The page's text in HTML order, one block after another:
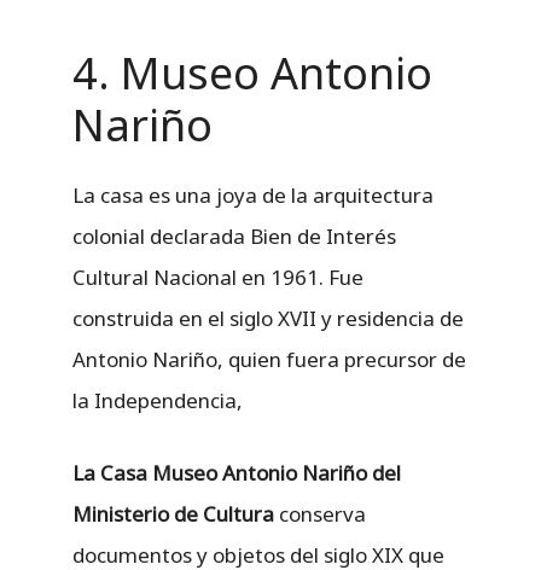
4. Museo Antonio
Nariño
La casa es una joya de la arquitectura
colonial declarada Bien de Interés
Cultural Nacional en 1961. Fue
construida en el siglo XVII y residencia de
Antonio Nariño, quien fuera precursor de
la Independencia,
La Casa Museo Antonio Nariño del
Ministerio de Cultura conserva
documentos y objetos del siglo XIX que